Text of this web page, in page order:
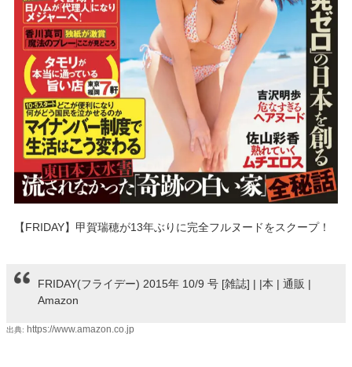
【FRIDAY】甲賀瑞穂が13年ぶりに完全フルヌードをスクープ！
FRIDAY(フライデー) 2015年 10/9 号 [雑誌] | |本 | 通販 |
Amazon
出典: https://www.amazon.co.jp